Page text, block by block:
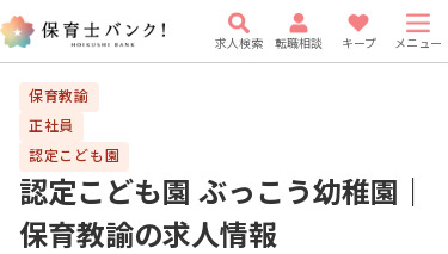
求人検索 転職相談 キープ メニュー
保育教諭
正社員
認定こども園
認定こども園 ぶっこう幼稚園｜
保育教諭の求人情報